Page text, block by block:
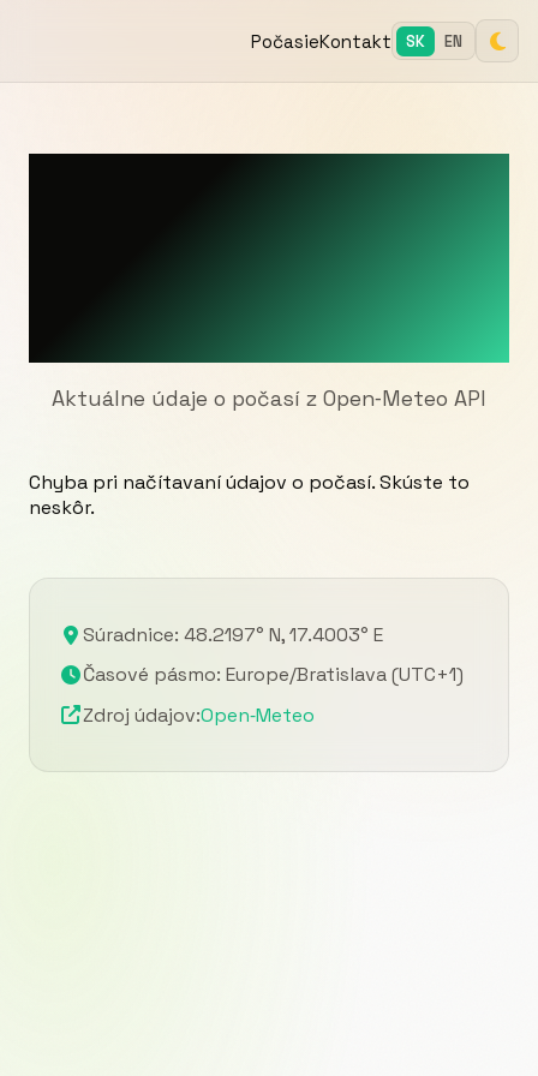
PočasieKontakt SK EN
Aktuálne údaje o počasí z Open‑Meteo API
Chyba pri načítavaní údajov o počasí. Skúste to
neskôr.
Súradnice: 48.2197° N, 17.4003° E
Časové pásmo: Europe/Bratislava (UTC+1)
Zdroj údajov:Open‑Meteo